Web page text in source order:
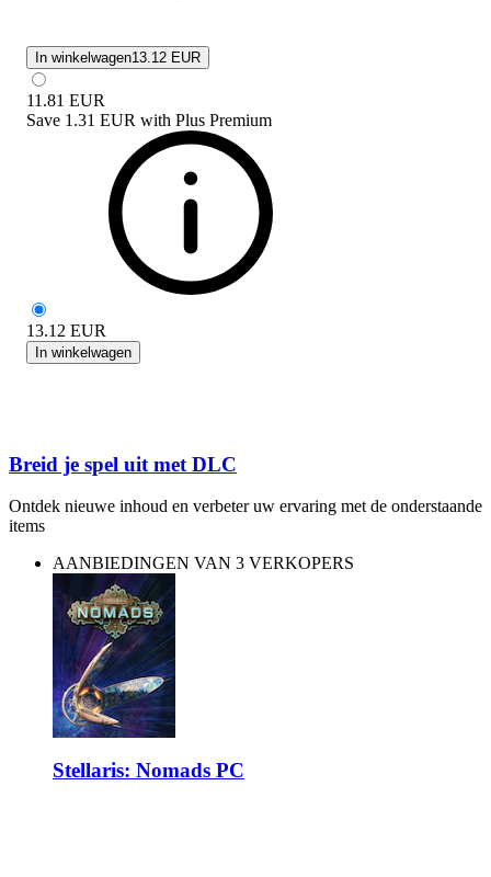
In winkelwagen13.12 EUR
11.81 EUR
Save 1.31 EUR with Plus Premium
13.12 EUR
In winkelwagen
Breid je spel uit met DLC
Ontdek nieuwe inhoud en verbeter uw ervaring met de onderstaande
items
AANBIEDINGEN VAN 3 VERKOPERS
Stellaris: Nomads PC